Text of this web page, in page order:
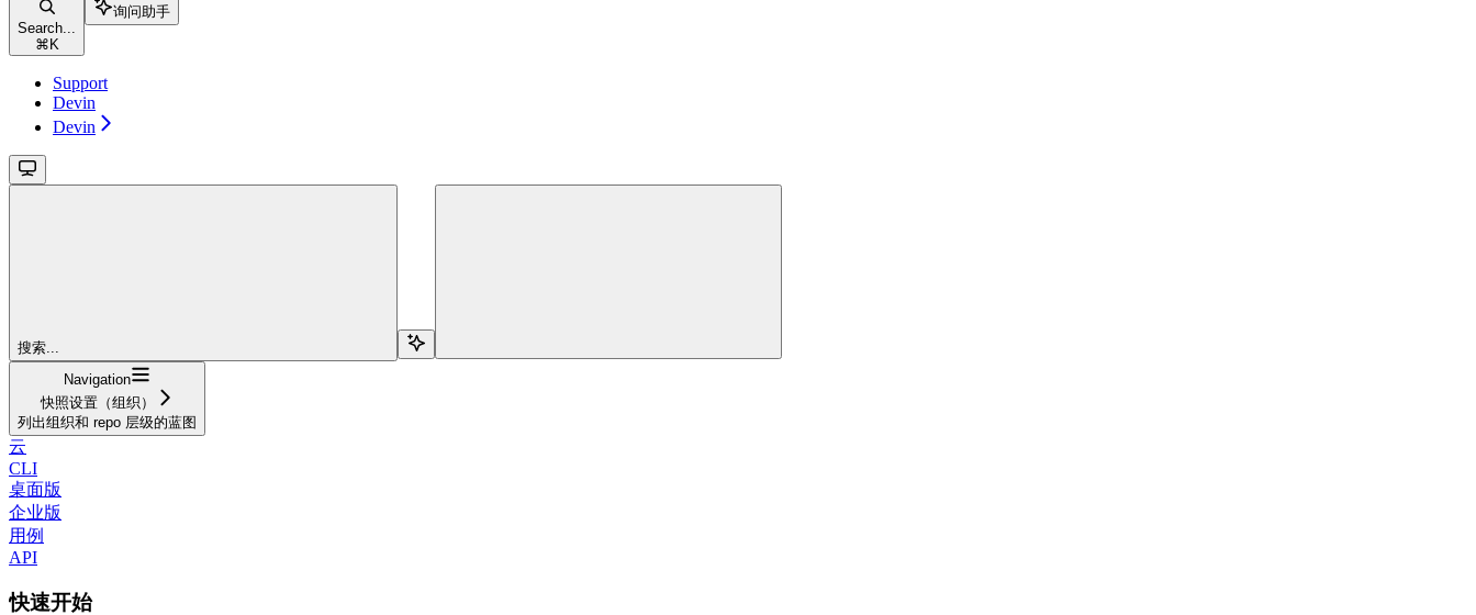
Search...
⌘ K
询问助手
Support
Devin
Devin
搜索...
Navigation
快照设置（组织）
列出组织和 repo 层级的蓝图
云
CLI
桌面版
企业版
用例
API
快速开始